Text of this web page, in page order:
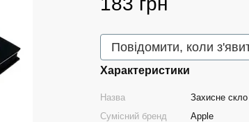
Повідомити, коли
Характеристики
Назва
Захисне
Сумісний бренд
Apple